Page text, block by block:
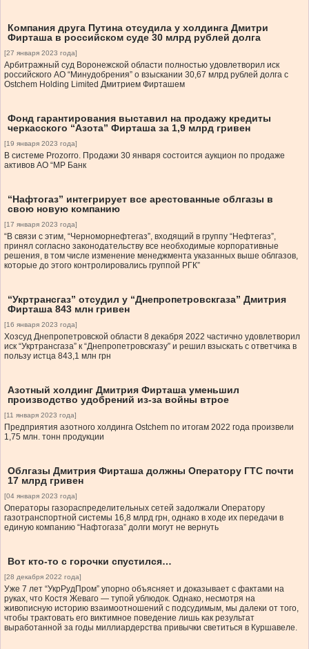
Компания друга Путина отсудила у холдинга Дмитри
Фирташа в российском суде 30 млрд рублей долга
[27 января 2023 года]
Арбитражный суд Воронежской области полностью удовлетворил иск
российского АО “Минудобрения” о взыскании 30,67 млрд рублей долга с
Ostchem Holding Limited Дмитрием Фирташем
Фонд гарантирования выставил на продажу кредиты
черкасского “Азота” Фирташа за 1,9 млрд гривен
[19 января 2023 года]
В системе Prozorro. Продажи 30 января состоится аукцион по продаже
активов АО “МР Банк
“Нафтогаз” интегрирует все арестованные облгазы в
свою новую компанию
[17 января 2023 года]
“В связи с этим, “Черноморнефтегаз”, входящий в группу “Нефтегаз”,
принял согласно законодательству все необходимые корпоративные
решения, в том числе изменение менеджмента указанных выше облгазов,
которые до этого контролировались группой РГК”
“Укртрансгаз” отсудил у “Днепропетровскгаза” Дмитрия
Фирташа 843 млн гривен
[16 января 2023 года]
Хозсуд Днепропетровской области 8 декабря 2022 частично удовлетворил
иск “Укртрансгаза” к “Днепропетровскгазу” и решил взыскать с ответчика в
пользу истца 843,1 млн грн
Азотный холдинг Дмитрия Фирташа уменьшил
производство удобрений из-за войны втрое
[11 января 2023 года]
Предприятия азотного холдинга Ostchem по итогам 2022 года произвели
1,75 млн. тонн продукции
Облгазы Дмитрия Фирташа должны Оператору ГТС почти
17 млрд гривен
[04 января 2023 года]
Операторы газораспределительных сетей задолжали Оператору
газотранспортной системы 16,8 млрд грн, однако в ходе их передачи в
единую компанию “Нафтогаза” долги могут не вернуть
Вот кто-то с горочки спустился…
[28 декабря 2022 года]
Уже 7 лет “УкрРудПром” упорно объясняет и доказывает с фактами на
руках, что Костя Жеваго — тупой ублюдок. Однако, несмотря на
живописную историю взаимоотношений с подсудимым, мы далеки от того,
чтобы трактовать его виктимное поведение лишь как результат
выработанной за годы миллиардерства привычки светиться в Куршавеле.